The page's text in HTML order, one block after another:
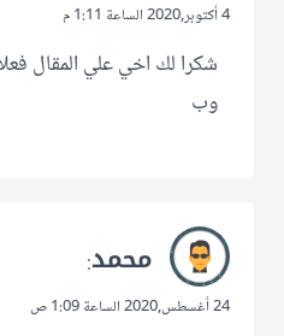
4 أكتوبر,2020 الساعة 1:11 م
شكرا لك اخي علي المقال فعلا
وب
محمد:
24 أغسطس,2020 الساعة 1:09 ص